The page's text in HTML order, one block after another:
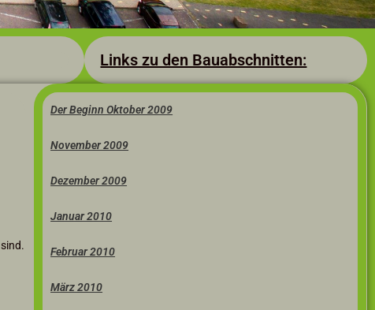
Links zu den Bauabschnitten:
Der Beginn Oktober 2009
November 2009
Dezember 2009
Januar 2010
Februar 2010
März 2010